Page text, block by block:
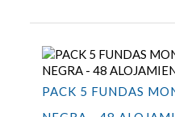
PACK 5 FUNDAS